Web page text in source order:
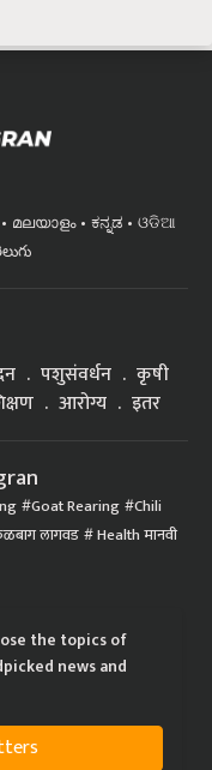
മലയാളം ಕನ್ನಡ
ଓଡିଆ
पशुसंवर्धन
कृषी
आरोग्य इतर
Goat Rearing Chili
लागवड Health मानवी
the topics of
news and